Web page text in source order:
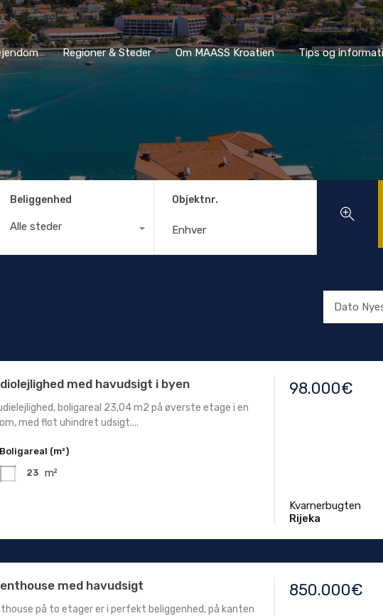
ejendom Regioner & Steder Om MAASS Kroatien Tips og
Regioner & Steder Om MAASS Kroatien Tips og
Beliggenhed
Alle steder
Objektnr.
Dato
med havudsigt i byen
boligareal 23,04 m2 på øverste etage i en
med flot uhindret udsigt....
Boligareal (m²)
23 m²
98.000€
Kvarnerbugten
Rijeka
med havudsigt
på to etager er i perfekt beliggenhed, på kanten
850.000€